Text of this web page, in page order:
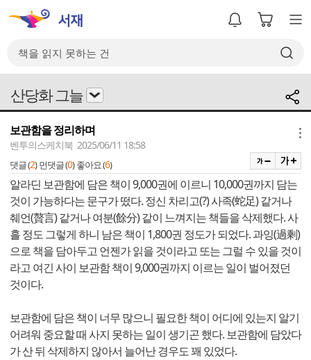
산당화 그늘
보관함을 정리하며
벤투의스케치북 2025/06/11 18:58
댓글 (2) 먼댓글 (0) 좋아요 (6)
알라딘 보관함에 담은 책이 9,000권에 이르니 10,000권까지 담는
것이 가능하다는 문구가 떴다. 정신 차리고(?) 사족(蛇足) 같거나
췌언(贅言) 같거나 여분(餘分) 같이 느껴지는 책들을 삭제했다. 사
흘 정도 그렇게 하니 남은 책이 1,800권 정도가 되었다. 과잉(過剩)
으로 책을 담아두고 언젠가 읽을 것이라고 또는 그럴 수 있을 것이
라고 여긴 사이 보관함 책이 9,000권까지 이르는 일이 벌어졌던
것이다.
보관함에 담은 책이 너무 많으니 필요한 책이 어디에 있는지 알기
어려워 중요할 때 사지 못하는 일이 생기곤 했다. 보관함에 담았다
가 산 뒤 삭제하지 않아서 늘어난 경우도 꽤 있었다.